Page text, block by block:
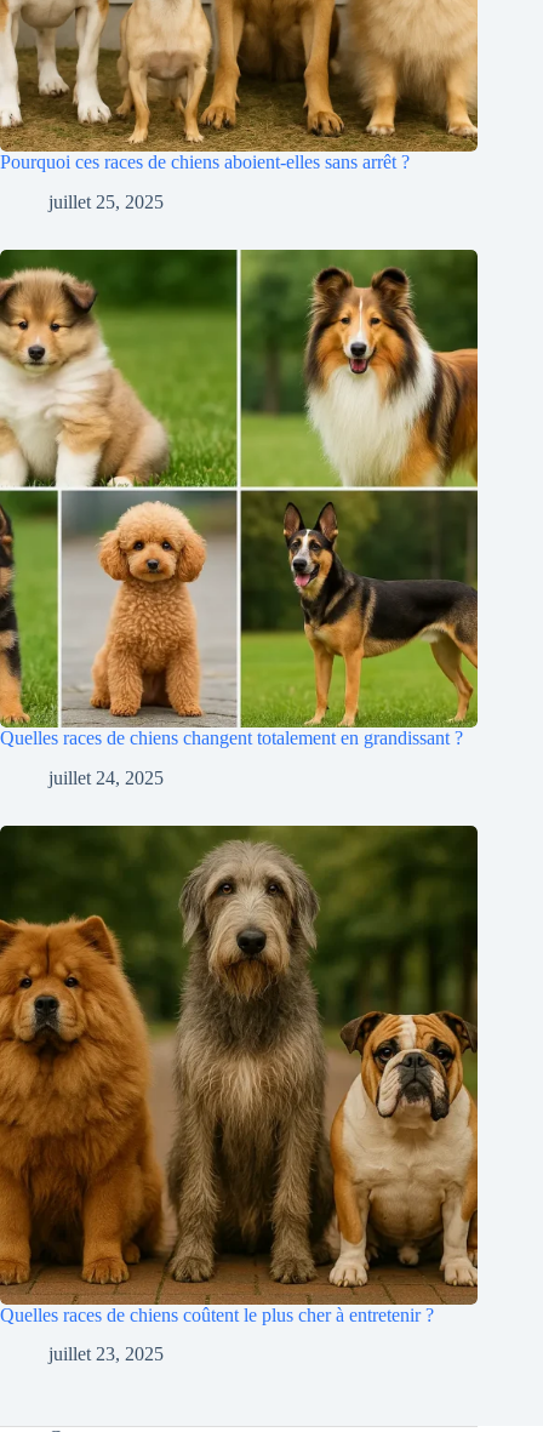
Pourquoi ces races de chiens aboient-elles sans arrêt ?
juillet 25, 2025
Quelles races de chiens changent totalement en grandissant ?
juillet 24, 2025
Quelles races de chiens coûtent le plus cher à entretenir ?
juillet 23, 2025